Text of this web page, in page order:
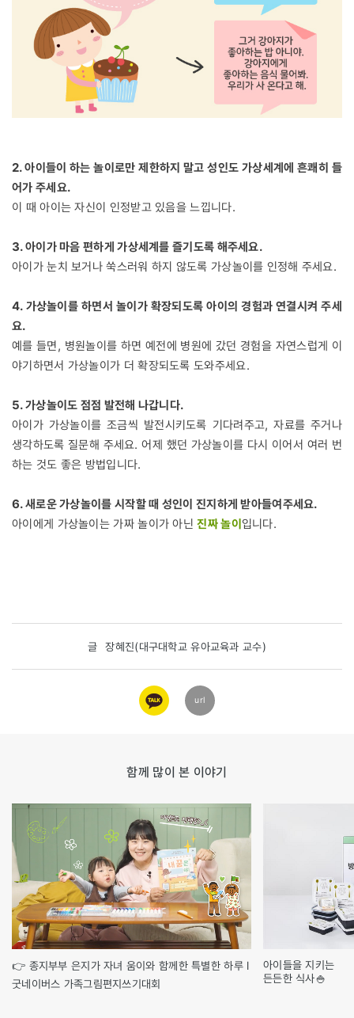
2. 아이들이 하는 놀이로만 제한하지 말고 성인도 가상세계에 흔쾌히 들
어가 주세요.
이 때 아이는 자신이 인정받고 있음을 느낍니다.
3. 아이가 마음 편하게 가상세계를 즐기도록 해주세요.
아이가 눈치 보거나 쑥스러워 하지 않도록 가상놀이를 인정해 주세요.
4. 가상놀이를 하면서 놀이가 확장되도록 아이의 경험과 연결시켜 주세
요.
예를 들면, 병원놀이를 하면 예전에 병원에 갔던 경험을 자연스럽게 이
야기하면서 가상놀이가 더 확장되도록 도와주세요.
5. 가상놀이도 점점 발전해 나갑니다.
아이가 가상놀이를 조금씩 발전시키도록 기다려주고, 자료를 주거나
생각하도록 질문해 주세요. 어제 했던 가상놀이를 다시 이어서 여러 번
하는 것도 좋은 방법입니다.
6. 새로운 가상놀이를 시작할 때 성인이 진지하게 받아들여주세요.
아이에게 가상놀이는 가짜 놀이가 아닌진짜 놀이입니다.
글 장혜진(대구대학교 유아교육과 교수)
카카오
링크
url
함께 많이 본 이야기
👉 종지부부 은지가 자녀 움이와 함께한 특별한 하루 l
굿네이버스 가족그림편지쓰기대회
아이들을 지키는
든든한 식사🍚